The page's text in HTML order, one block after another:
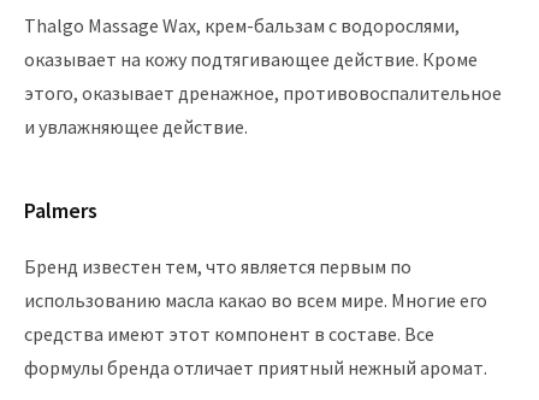
Thalgo Massage Wax, крем-бальзам с водорослями,
оказывает на кожу подтягивающее действие. Кроме
этого, оказывает дренажное, противовоспалительное
и увлажняющее действие.
Palmers
Бренд известен тем, что является первым по
использованию масла какао во всем мире. Многие его
средства имеют этот компонент в составе. Все
формулы бренда отличает приятный нежный аромат.